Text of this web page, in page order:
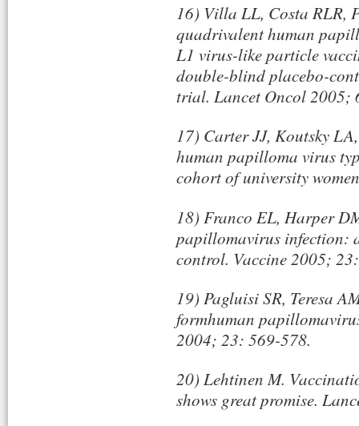
16) Villa LL, Costa RLR,
quadrivalent human
L1 virus-like particle
double-blind placebo-
trial. Lancet Oncol 2005;
17) Carter JJ, Koutsky
human papilloma virus
cohort of university
18) Franco EL, Harper
papillomavirus infection:
control. Vaccine 2005;
19) Pagluisi SR, Teresa
formhuman
2004; 23: 569-578.
20) Lehtinen M.
shows great promise.